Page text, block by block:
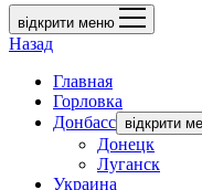
відкрити меню
Назад
Главная
Горловка
Донбасс відкрити
Донецк
Луганск
Украина